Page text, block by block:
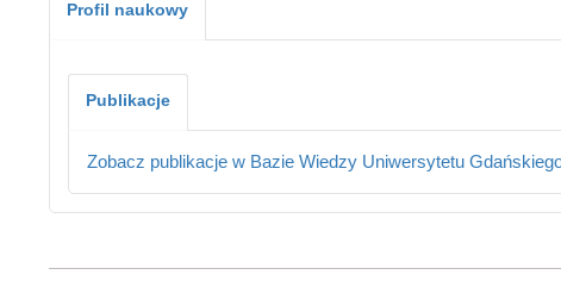
Profil naukowy
Publikacje
Zobacz publikacje w Bazie Wiedzy Uniwersytetu